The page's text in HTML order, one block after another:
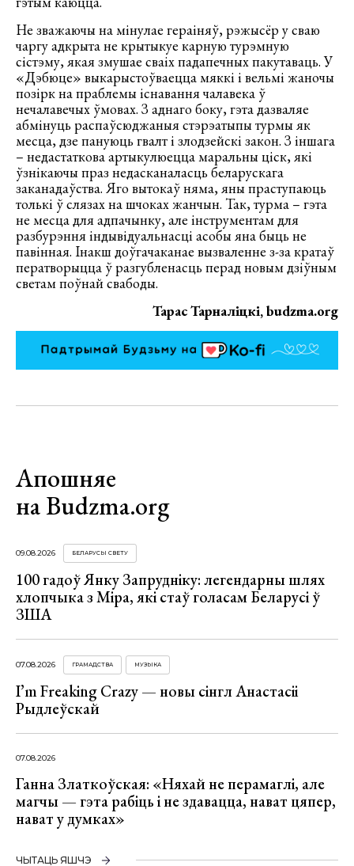
Не зважаючы на мінулае гераіняў, рэжысёр у сваю
чаргу адкрыта не крытыкуе карную турэмную
сістэму, якая змушае сваіх падапечных пакутаваць. У
«Дэбюце» выкарыстоўваецца мяккі і вельмі жаночы
позірк на праблемы існавання чалавека ў
нечалавечых ўмовах. З аднаго боку, гэта дазваляе
абмінуць распаўсюджаныя стэрэатыпы турмы як
месца, дзе пануюць гвалт і злодзейскі закон. З іншага
– недастаткова артыкулюецца маральны ціск, які
ўзнікаючы праз недасканаласць беларускага
заканадаўства. Яго вытокаў няма, яны праступаюць
толькі ў слязах на шчоках жанчын. Так, турма – гэта
не месца для адпачынку, але інструментам для
разбурэння індывідуальнасці асобы яна быць не
павінная. Інакш доўгачаканае вызваленне з-за кратаў
ператворыцца ў разгубленасць перад новым дзіўным
светам поўнай свабоды.
Тарас Тарналіцкі, budzma.org
Апошняе
на Budzma.org
09.08.2026 БЕЛАРУСЫ СВЕТУ
100 гадоў Янку Запрудніку: легендарны шлях
хлопчыка з Міра, які стаў голасам Беларусі ў
ЗША
07.08.2026 ГРАМАДСТВА МУЗЫКА
I’m Freaking Crazy — новы сінгл Анастасіі
Рыдлеўскай
07.08.2026
Ганна Златкоўская: «Няхай не перамаглі, але
магчы — гэта рабіць і не здавацца, нават цяпер,
нават у думках»
ЧЫТАЦЬ ЯШЧЭ